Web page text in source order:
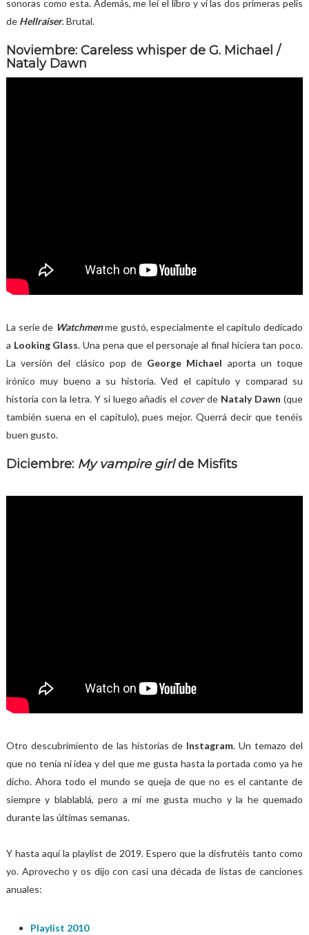
sonoras como esta. Además, me leí el libro y vi las dos primeras pelis
de Hellraiser. Brutal.
Noviembre: Careless whisper de G. Michael /
Nataly Dawn
La serie de Watchmenme gustó, especialmente el capítulo dedicado
a Looking Glass. Una pena que el personaje al final hiciera tan poco.
La versión del clásico pop de George Michael aporta un toque
irónico muy bueno a su historia. Ved el capítulo y comparad su
historia con la letra. Y si luego añadís el coverde Nataly Dawn(que
también suena en el capítulo), pues mejor. Querrá decir que tenéis
buen gusto.
Diciembre: My vampire girlde Misfits
Otro descubrimiento de las historias de Instagram. Un temazo del
que no tenía ni idea y del que me gusta hasta la portada como ya he
dicho. Ahora todo el mundo se queja de que no es el cantante de
siempre y blablablá, pero a mí me gusta mucho y la he quemado
durante las últimas semanas.
Y hasta aquí la playlist de 2019. Espero que la disfrutéis tanto como
yo. Aprovecho y os dijo con casi una década de listas de canciones
anuales:
Playlist 2010